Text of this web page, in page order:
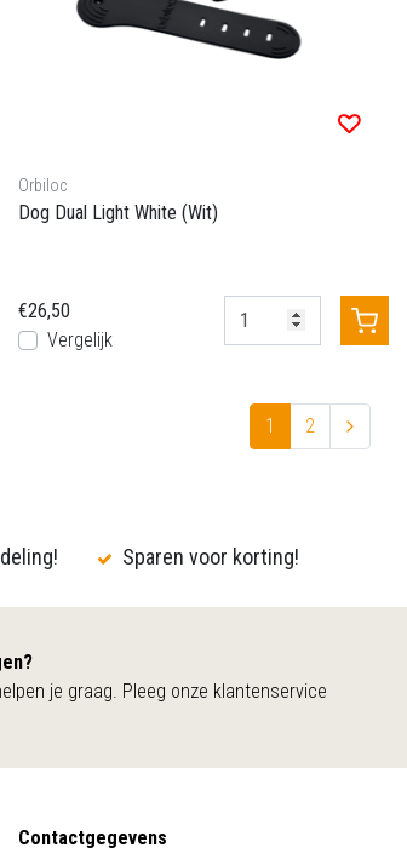
Orbiloc
Dog Dual Light White (Wit)
€26,50
Vergelijk
1 2
Sparen voor korting!
je graag. Pleeg onze klantenservice
Contactgegevens